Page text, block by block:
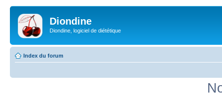
Diondine
Diondine, logiciel de diététique
Index du forum